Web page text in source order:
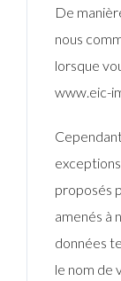
De
nous
lorsque
www.eic-
proposés
amenés à
données
le nom de